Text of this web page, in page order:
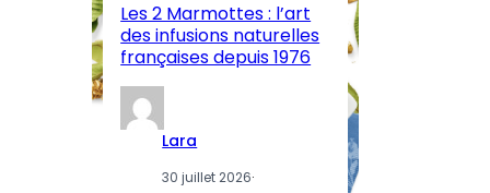
Les 2 Marmottes : l’art
des infusions naturelles
françaises depuis 1976
Lara
30 juillet 2026·